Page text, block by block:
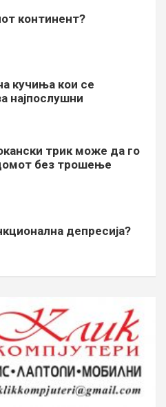
континент?
кучиња кои се
најпослушни
трик може да го
без трошење
депресија?